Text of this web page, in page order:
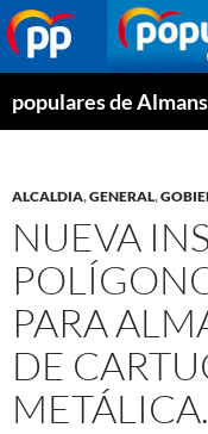
populares de
ALCALDIA,GENERAL,
NUEVA
PARA
DE
METÁLICA.